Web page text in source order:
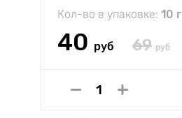
Кол-во в упаковке: 10 г
40 руб 69 руб